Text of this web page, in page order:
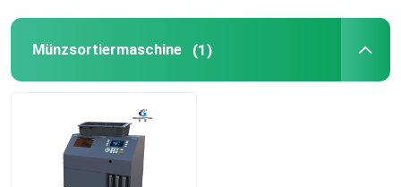
Münzsortiermaschine (1)